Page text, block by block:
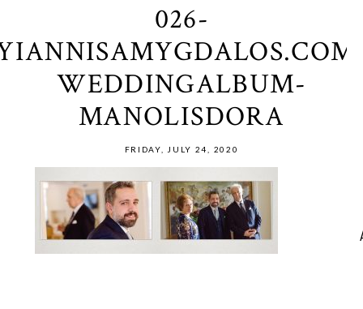
026-
WEDDINGALBUM-
MANOLISDORA
FRIDAY, JULY 24, 2020